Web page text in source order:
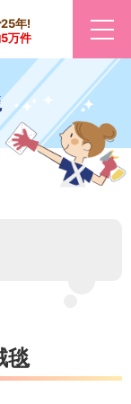
年!
万件
毯